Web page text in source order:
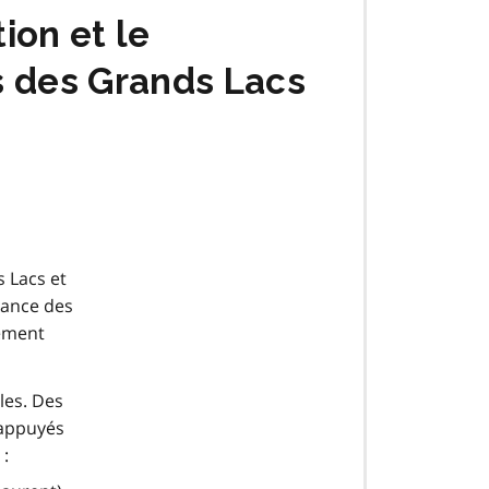
et le
Grands Lacs
Lacs et
des
Des